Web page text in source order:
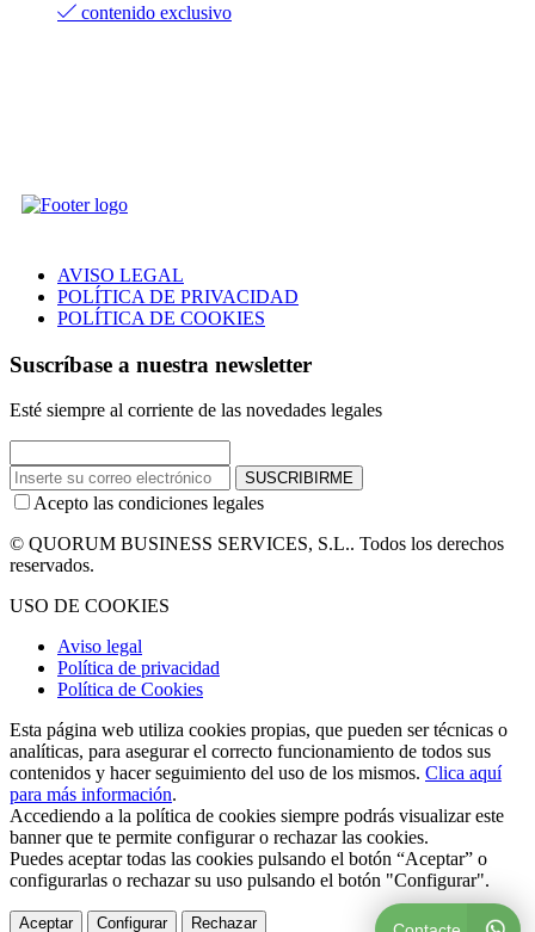
contenido exclusivo
AVISO LEGAL
POLÍTICA DE PRIVACIDAD
POLÍTICA DE COOKIES
Suscríbase a nuestra newsletter
Esté siempre al corriente de las novedades legales
SUSCRIBIRME
Acepto las condiciones legales
© QUORUM BUSINESS SERVICES, S.L.. Todos los derechos
reservados.
USO DE COOKIES
Aviso legal
Política de privacidad
Política de Cookies
Esta página web utiliza cookies propias, que pueden ser técnicas o
analíticas, para asegurar el correcto funcionamiento de todos sus
contenidos y hacer seguimiento del uso de los mismos. Clica aquí
para más información.
Accediendo a la política de cookies siempre podrás visualizar este
banner que te permite configurar o rechazar las cookies.
Puedes aceptar todas las cookies pulsando el botón “Aceptar” o
configurarlas o rechazar su uso pulsando el botón "Configurar".
Aceptar Configurar Rechazar